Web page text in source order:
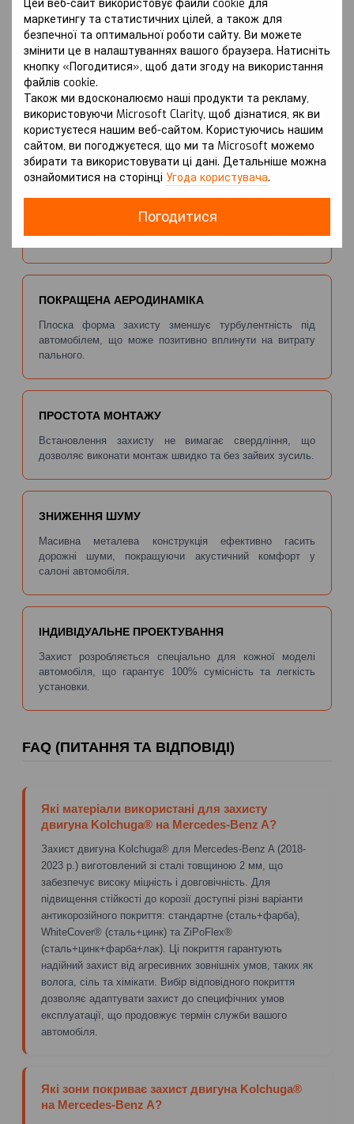
Цей веб-сайт використовує файли cookie для
маркетингу та статистичних цілей, а також для
безпечної та оптимальної роботи сайту. Ви можете
змінити це в налаштуваннях вашого браузера. Натисніть
кнопку «Погодитися», щоб дати згоду на використання
файлів cookie.
Також ми вдосконалюємо наші продукти та рекламу,
використовуючи Microsoft Clarity, щоб дізнатися, як ви
користуєтеся нашим веб-сайтом. Користуючись нашим
сайтом, ви погоджуєтеся, що ми та Microsoft можемо
збирати та використовувати ці дані. Детальніше можна
ознайомитися на сторінці Угода користувача.
Погодитися
ПЕРЕВАГИ
НАДІЙНИЙ ЗАХИСТ ДВИГУНА
Захист Kolchuga® виконує роль механічного щита, що
запобігає пошкодженням картера двигуна від ударів об
каміння та інші перешкоди.
ЗАХИСТ ВІД КОРОЗІЇ
Сталева конструкція з антикорозійними покриттями
гарантує тривалий захист від корозії, що підвищує
довговічність виробу.
ПОКРАЩЕНА АЕРОДИНАМІКА
Плоска форма захисту зменшує турбулентність під
автомобілем, що може позитивно вплинути на витрату
пального.
ПРОСТОТА МОНТАЖУ
Встановлення захисту не вимагає свердління, що
дозволяє виконати монтаж швидко та без зайвих зусиль.
ЗНИЖЕННЯ ШУМУ
Масивна металева конструкція ефективно гасить
дорожні шуми, покращуючи акустичний комфорт у
салоні автомобіля.
ІНДИВІДУАЛЬНЕ ПРОЕКТУВАННЯ
Захист розробляється спеціально для кожної моделі
автомобіля, що гарантує 100% сумісність та легкість
установки.
FAQ (ПИТАННЯ ТА ВІДПОВІДІ)
Які матеріали використані для захисту
двигуна Kolchuga® на Mercedes-Benz A?
Захист двигуна Kolchuga® для Mercedes-Benz A (2018-
2023 р.) виготовлений зі сталі товщиною 2 мм, що
забезпечує високу міцність і довговічність. Для
підвищення стійкості до корозії доступні різні варіанти
антикорозійного покриття: стандартне (сталь+фарба),
WhiteCover® (сталь+цинк) та ZiPoFlex®
(сталь+цинк+фарба+лак). Ці покриття гарантують
надійний захист від агресивних зовнішніх умов, таких як
волога, сіль та хімікати. Вибір відповідного покриття
дозволяє адаптувати захист до специфічних умов
експлуатації, що продовжує термін служби вашого
автомобіля.
Які зони покриває захист двигуна Kolchuga®
на Mercedes-Benz A?